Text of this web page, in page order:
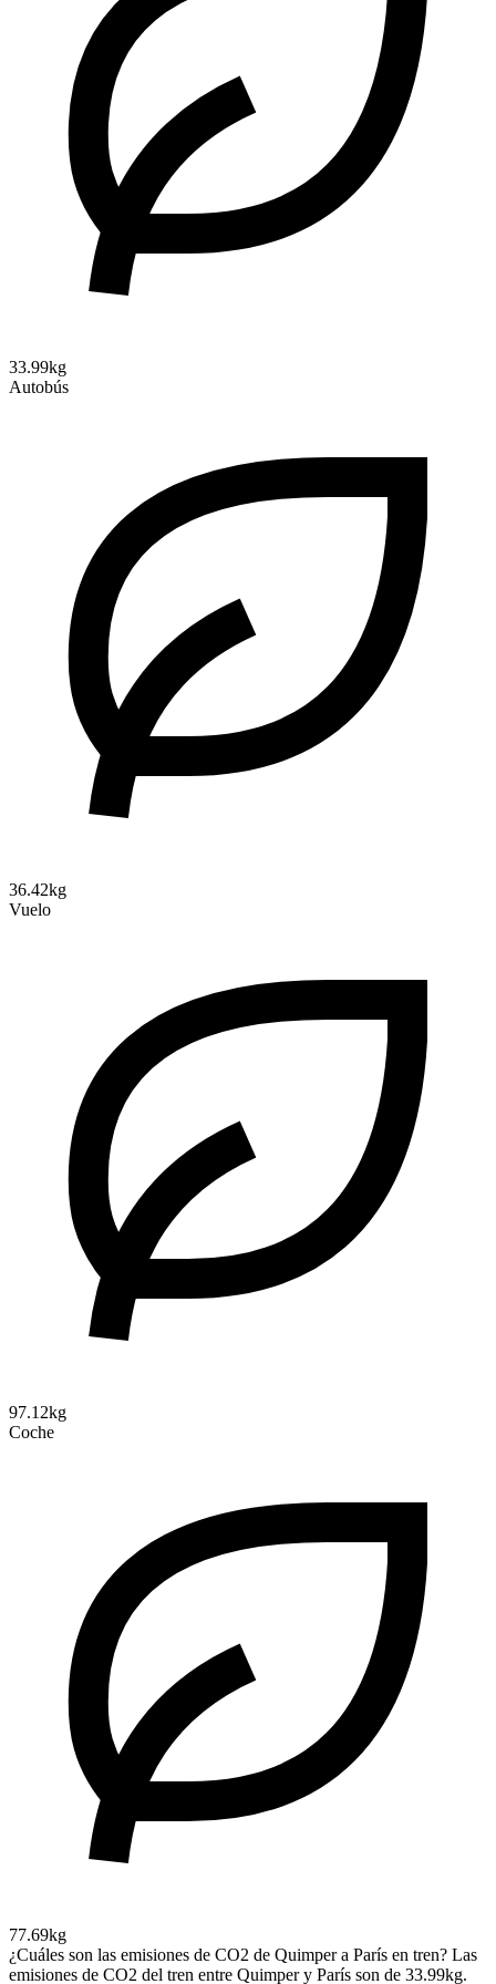
33.99kg
Autobús
36.42kg
Vuelo
97.12kg
Coche
77.69kg
¿Cuáles son las emisiones de CO2 de Quimper a París en tren? Las
emisiones de CO2 del tren entre Quimper y París son de 33.99kg.